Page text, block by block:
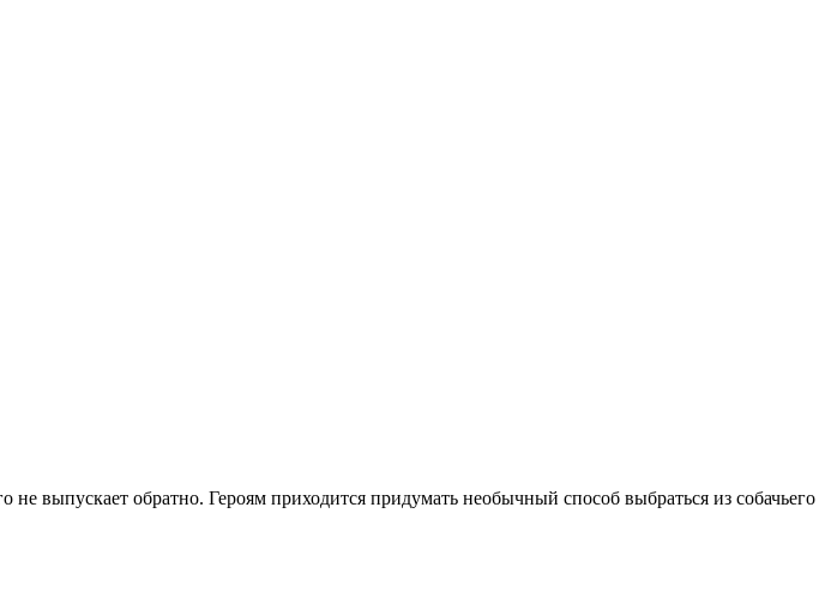
выпускает обратно. Героям приходится придумать необычный способ выбраться из собачьего